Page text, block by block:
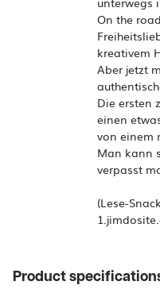
On the
kreativem
Aber jetzt
Die ersten
einen
von einem
Man kann
verpasst
(Lese-
Product